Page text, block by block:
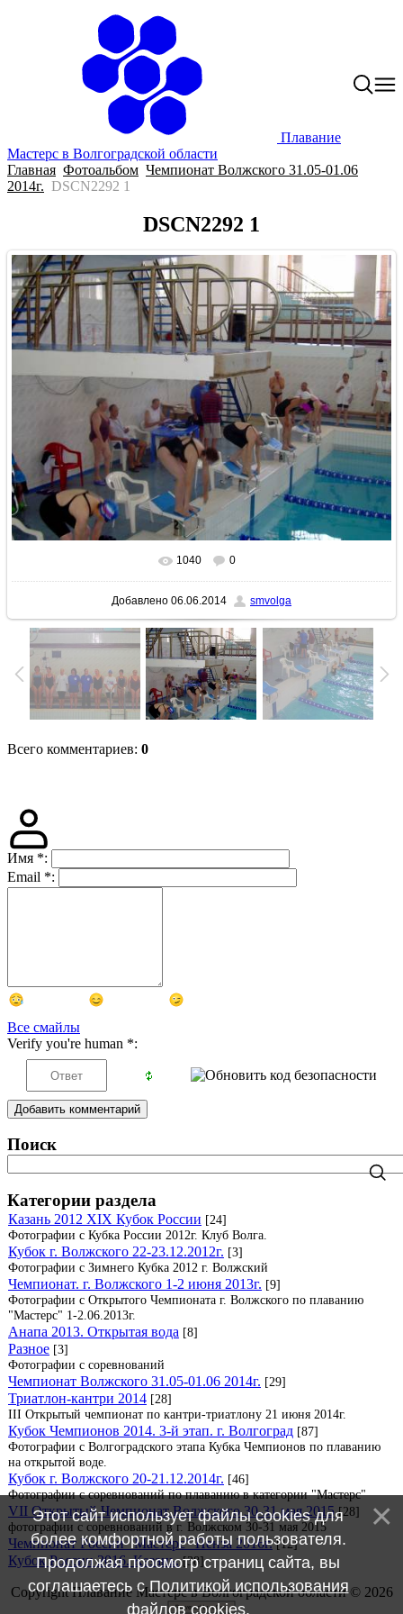
Плавание
Мастерс в Волгоградской области
Главная Фотоальбом Чемпионат Волжского 31.05-01.06
2014г. DSCN2292 1
DSCN2292 1
В реальном размере 1600x1200
1040 0
Добавлено 06.06.2014 smvolga
Всего комментариев: 0
Имя *:
Email *:
Все смайлы
Verify you're human *:
Добавить комментарий
Поиск
Категории раздела
Казань 2012 XIX Кубок России [24]
Фотографии с Кубка России 2012г. Клуб Волга.
Кубок г. Волжского 22-23.12.2012г. [3]
Фотографии с Зимнего Кубка 2012 г. Волжский
Чемпионат. г. Волжского 1-2 июня 2013г. [9]
Фотографии с Открытого Чемпионата г. Волжского по плаванию
"Мастерс" 1-2.06.2013г.
Анапа 2013. Открытая вода [8]
Разное [3]
Фотографии с соревнований
Чемпионат Волжского 31.05-01.06 2014г. [29]
Триатлон-кантри 2014 [28]
III Открытый чемпионат по кантри-триатлону 21 июня 2014г.
Кубок Чемпионов 2014. 3-й этап. г. Волгоград [87]
Фотографии с Волгоградского этапа Кубка Чемпионов по плаванию
на открытой воде.
Кубок г. Волжского 20-21.12.2014г. [46]
Фотографии с соревнований по плаванию в категории "Мастерс"
VII Открытый Чемпионат Волжского 30-31 мая 2015 [28]
фотографии с соревнований в г. Волжском 30-31 мая 2015
Чемпионат России "Мастерс" Пенза 2016г. [12]
Кубок России 2016. Казань. [38]
Copyright Плавание Мастерс в Волгоградской области © 2026
Этот сайт использует файлы cookies для
более комфортной работы пользователя.
Продолжая просмотр страниц сайта, вы
соглашаетесь сПолитикой использования
файлов cookies.